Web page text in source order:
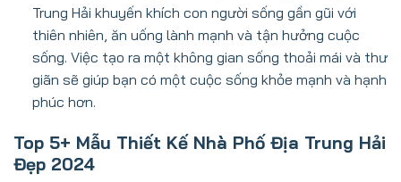
Trung Hải khuyến khích con người sống gần gũi với
thiên nhiên, ăn uống lành mạnh và tận hưởng cuộc
sống. Việc tạo ra một không gian sống thoải mái và thư
giãn sẽ giúp bạn có một cuộc sống khỏe mạnh và hạnh
phúc hơn.
Top 5+ Mẫu Thiết Kế Nhà Phố Địa Trung Hải
Đẹp 2024